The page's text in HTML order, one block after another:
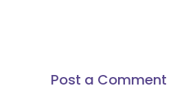
Post a Comment